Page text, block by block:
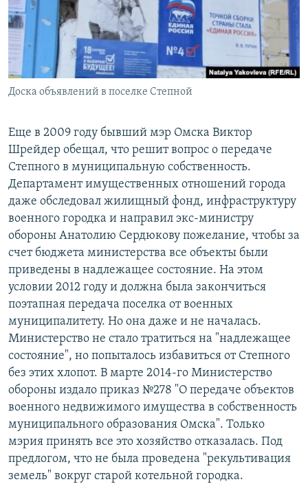
Доска объявлений в поселке Степной
Еще в 2009 году бывший мэр Омска Виктор
Шрейдер обещал, что решит вопрос о передаче
Степного в муниципальную собственность.
Департамент имущественных отношений города
даже обследовал жилищный фонд, инфраструктуру
военного городка и направил экс-министру
обороны Анатолию Сердюкову пожелание, чтобы за
счет бюджета министерства все объекты были
приведены в надлежащее состояние. На этом
условии 2012 году и должна была закончиться
поэтапная передача поселка от военных
муниципалитету. Но она даже и не началась.
Министерство не стало тратиться на "надлежащее
состояние", но попыталось избавиться от Степного
без этих хлопот. В марте 2014-го Министерство
обороны издало приказ №278 "О передаче объектов
военного недвижимого имущества в собственность
муниципального образования Омска". Только
мэрия принять все это хозяйство отказалась. Под
предлогом, что не была проведена "рекультивация
земель" вокруг старой котельной городка.